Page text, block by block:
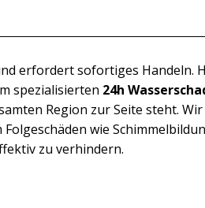
erfordert sofortiges Handeln.
spezialisierten 24h
Region zur Seite steht.
Folgeschäden wie
zu verhindern.